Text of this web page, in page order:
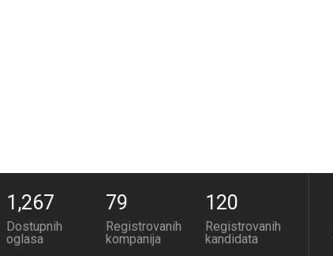
1,267
Dostupnih
oglasa
79
Registrovanih
kompanija
120
Registrovanih
kandidata